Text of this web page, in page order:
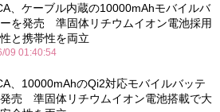
、ケーブル内蔵の10000mAhモバイルバ
を発売 準固体リチウムイオン電池採用
と携帯性を両立
09 01:40:54
、10000mAhのQi2対応モバイルバッテ
発売 準固体リチウムイオン電池搭載で大